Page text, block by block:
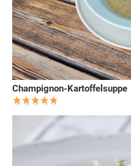
Champignon-Kartoffelsuppe